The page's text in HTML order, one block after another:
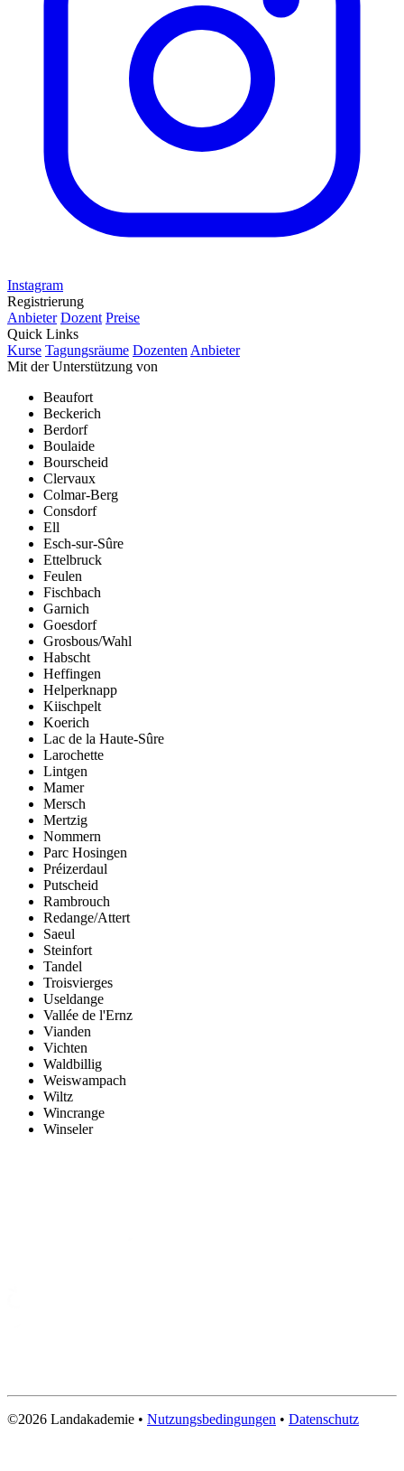
Instagram
Registrierung
Anbieter Dozent Preise
Quick Links
Kurse Tagungsräume Dozenten Anbieter
Mit der Unterstützung von
Beaufort
Beckerich
Berdorf
Boulaide
Bourscheid
Clervaux
Colmar-Berg
Consdorf
Ell
Esch-sur-Sûre
Ettelbruck
Feulen
Fischbach
Garnich
Goesdorf
Grosbous/Wahl
Habscht
Heffingen
Helperknapp
Kiischpelt
Koerich
Lac de la Haute-Sûre
Larochette
Lintgen
Mamer
Mersch
Mertzig
Nommern
Parc Hosingen
Préizerdaul
Putscheid
Rambrouch
Redange/Attert
Saeul
Steinfort
Tandel
Troisvierges
Useldange
Vallée de l'Ernz
Vianden
Vichten
Waldbillig
Weiswampach
Wiltz
Wincrange
Winseler
©2026 Landakademie • Nutzungsbedingungen • Datenschutz